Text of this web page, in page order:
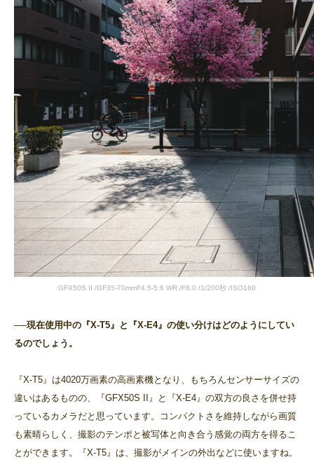
GFX50S II /GF35-70mmF4.5-5.6 WR /F8.0 /1/200秒 /ISO160
──現在使用中の『X-T5』と『X-E4』の使い分けはどのようにしてい
るのでしょう。
『X-T5』は4020万画素の高画素機となり、もちろんセンサーサイズの
違いはあるものの、『GFX50S II』と『X-E4』の双方の良さを併せ持
っているカメラだと思っています。コンパクトさを維持しながら画質
も素晴らしく、撮影のテンポと被写体と向き合う感覚の両方を得るこ
とができます。『X-T5』は、撮影がメインの外出などに使いますね。